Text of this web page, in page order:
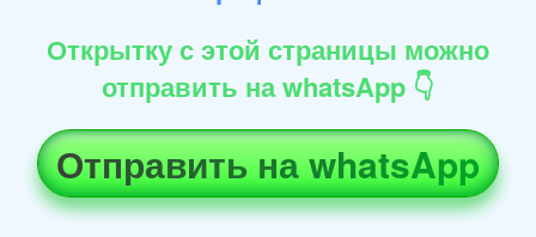
Открытку с этой страницы можно
отправить на whatsApp 👇
Отправить на whatsApp